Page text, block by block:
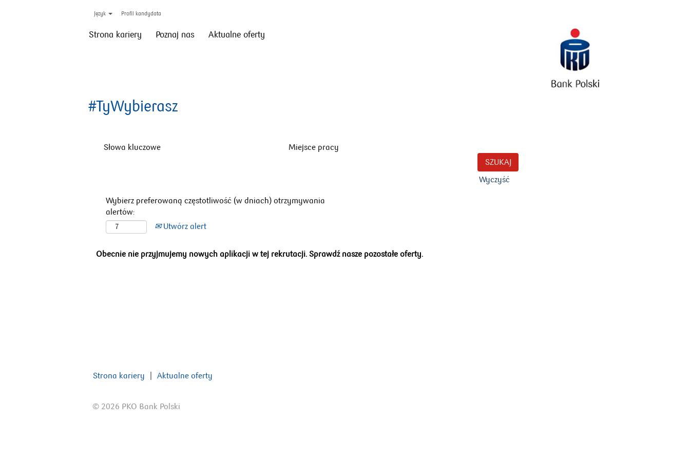
Język Profil kandydata
Strona kariery Poznaj nas Aktualne oferty
#TyWybierasz
Słowa kluczowe Miejsce pracy
Wyczyść
Wybierz preferowaną częstotliwość (w dniach) otrzymywania
alertów:
Utwórz alert
Obecnie nie przyjmujemy nowych aplikacji w tej rekrutacji. Sprawdź nasze pozostałe oferty.
Strona kariery Aktualne oferty
© 2026 PKO Bank Polski